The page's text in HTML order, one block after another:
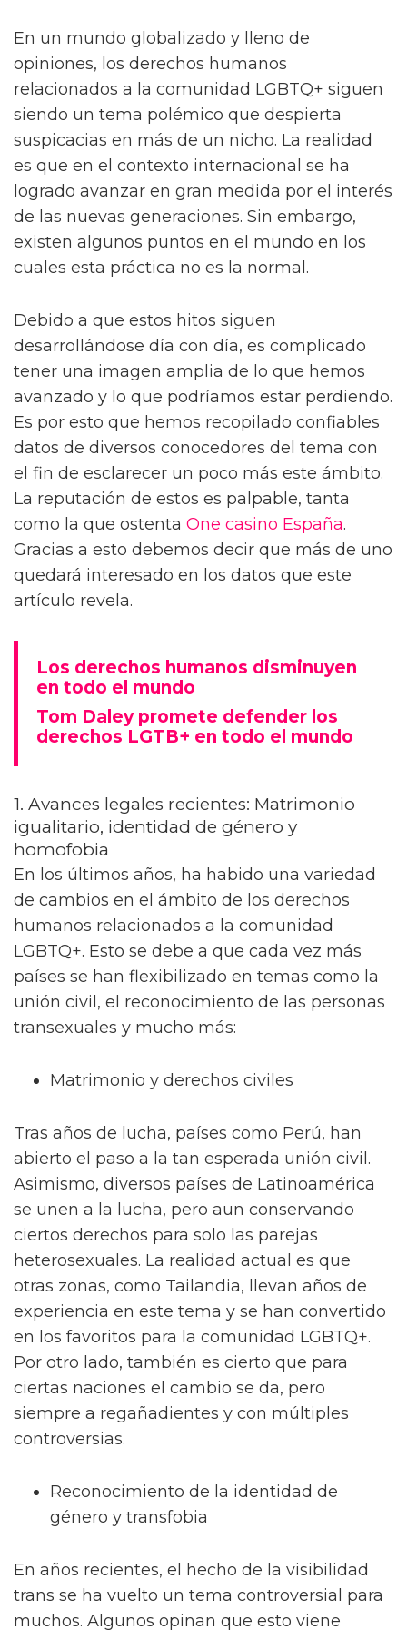
En un mundo globalizado y lleno de
opiniones, los derechos humanos
relacionados a la comunidad LGBTQ+ siguen
siendo un tema polémico que despierta
suspicacias en más de un nicho. La realidad
es que en el contexto internacional se ha
logrado avanzar en gran medida por el interés
de las nuevas generaciones. Sin embargo,
existen algunos puntos en el mundo en los
cuales esta práctica no es la normal.
Debido a que estos hitos siguen
desarrollándose día con día, es complicado
tener una imagen amplia de lo que hemos
avanzado y lo que podríamos estar perdiendo.
Es por esto que hemos recopilado confiables
datos de diversos conocedores del tema con
el fin de esclarecer un poco más este ámbito.
La reputación de estos es palpable, tanta
como la que ostenta One casino España.
Gracias a esto debemos decir que más de uno
quedará interesado en los datos que este
artículo revela.
Los derechos humanos disminuyen
en todo el mundo
Tom Daley promete defender los
derechos LGTB+ en todo el mundo
1. Avances legales recientes: Matrimonio
igualitario, identidad de género y
homofobia
En los últimos años, ha habido una variedad
de cambios en el ámbito de los derechos
humanos relacionados a la comunidad
LGBTQ+. Esto se debe a que cada vez más
países se han flexibilizado en temas como la
unión civil, el reconocimiento de las personas
transexuales y mucho más:
Matrimonio y derechos civiles
Tras años de lucha, países como Perú, han
abierto el paso a la tan esperada unión civil.
Asimismo, diversos países de Latinoamérica
se unen a la lucha, pero aun conservando
ciertos derechos para solo las parejas
heterosexuales. La realidad actual es que
otras zonas, como Tailandia, llevan años de
experiencia en este tema y se han convertido
en los favoritos para la comunidad LGBTQ+.
Por otro lado, también es cierto que para
ciertas naciones el cambio se da, pero
siempre a regañadientes y con múltiples
controversias.
Reconocimiento de la identidad de
género y transfobia
En años recientes, el hecho de la visibilidad
trans se ha vuelto un tema controversial para
muchos. Algunos opinan que esto viene